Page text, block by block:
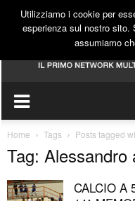
Home Tags Posts tagged
Tag: Alessandro
CALCIO A
Utilizziamo i cookie per
esperienza sul nostro sito.
assumiamo